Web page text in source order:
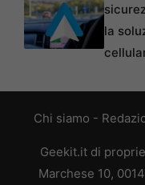
la
Chi siamo -
Geekit.it di
Marchese 10,